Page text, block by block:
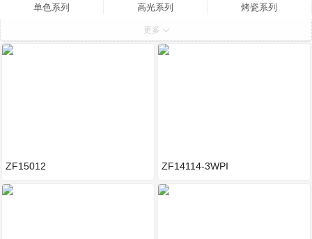
单色系列
高光系列
烤瓷系列
更多
ZF15012 ZF14114-3WPI